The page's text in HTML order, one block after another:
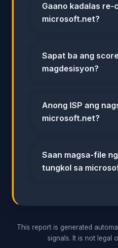
Gaano kadalas re-
microsoft.net?
Sapat ba ang
magdesisyon?
Anong ISP ang
microsoft.net?
Saan magsa-file
tungkol sa
This report is generated
signals. It is not legal